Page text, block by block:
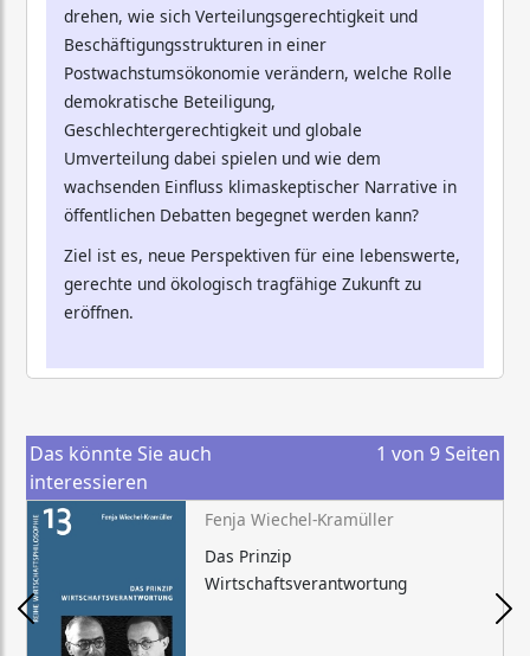
drehen, wie sich Verteilungsgerechtigkeit und
Beschäftigungsstrukturen in einer
Postwachstumsökonomie verändern, welche Rolle
demokratische Beteiligung,
Geschlechtergerechtigkeit und globale
Umverteilung dabei spielen und wie dem
wachsenden Einfluss klimaskeptischer Narrative in
öffentlichen Debatten begegnet werden kann?
Ziel ist es, neue Perspektiven für eine lebenswerte,
gerechte und ökologisch tragfähige Zukunft zu
eröffnen.
Das könnte Sie auch
interessieren
1 von 9 Seiten
Fenja Wiechel-Kramüller
Das Prinzip
Wirtschaftsverantwortung